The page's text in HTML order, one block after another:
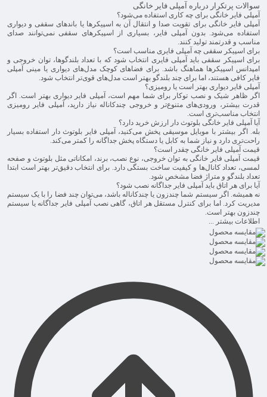
سوالات پرتکرار درباره آمپلی فایر خانگی
آمپلی فایر خانگی برای چه کاری استفاده می‌شود؟
آمپلی فایر خانگی برای تقویت صدا و انتقال آن به اسپیکرها یا باندهای سقفی و دیواری
استفاده می‌شود. بدون آمپلی فایر، بسیاری از اسپیکرهای سقفی نمی‌توانند صدای
مناسب و قدرتمند تولید کنند.
برای اسپیکر سقفی چه آمپلی فایری مناسب است؟
برای اسپیکر سقفی باید آمپلی فایری انتخاب شود که با تعداد بلندگوها، توان خروجی و
امپدانس اسپیکرها هماهنگ باشد. برای فضاهای کوچک مدل‌های دیواری یا مینی آمپلی
فایر کافی هستند، اما برای چند بلندگو بهتر است مدل‌های قوی‌تر انتخاب شود.
آمپلی فایر دیواری بهتر است یا رومیزی؟
اگر ظاهر شیک و نصب توکار برای شما مهم است، آمپلی فایر دیواری بهتر است. اگر
قدرت بیشتر، ورودی‌های متنوع‌تر و خروجی چندکاناله نیاز دارید، آمپلی فایر رومیزی
انتخاب مناسب‌تری است.
آیا آمپلی فایر خانگی بلوتوث دار ارزش خرید دارد؟
بله. اگر بیشتر با موبایل موسیقی پخش می‌کنید، آمپلی فایر بلوتوث دار استفاده بسیار
راحت‌تری دارد و نیاز شما به کابل یا دستگاه پخش جداگانه را کمتر می‌کند.
قیمت آمپلی فایر خانگی چقدر است؟
قیمت آمپلی فایر خانگی به توان خروجی، نوع نصب، برند، امکاناتی مثل بلوتوث و صفحه
لمسی، تعداد کانال‌ها و کیفیت ساخت بستگی دارد. برای انتخاب دقیق‌تر بهتر است ابتدا
تعداد بلندگو و متراژ فضا مشخص شود.
آیا برای هر اتاق باید آمپلی فایر جداگانه نصب شود؟
نه همیشه. اگر سیستم شما چندزون یا چندکاناله باشد، می‌توان چند فضا را با یک سیستم
مدیریت کرد. اما برای کنترل مستقل هر اتاق، گاهی نصب آمپلی فایر جداگانه یا سیستم
چندزون بهتر است.
اطلاعات بیشتر ...